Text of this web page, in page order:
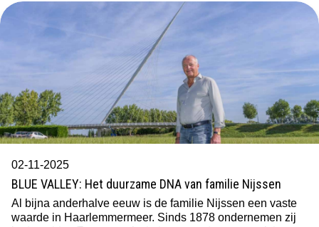
02-11-2025
BLUE VALLEY: Het duurzame DNA van familie Nijssen
Al bijna anderhalve eeuw is de familie Nijssen een vaste
waarde in Haarlemmermeer. Sinds 1878 ondernemen zij